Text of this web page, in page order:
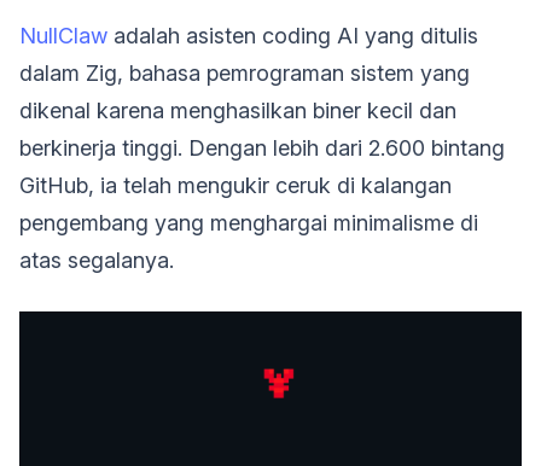
NullClaw adalah asisten coding AI yang ditulis
dalam Zig, bahasa pemrograman sistem yang
dikenal karena menghasilkan biner kecil dan
berkinerja tinggi. Dengan lebih dari 2.600 bintang
GitHub, ia telah mengukir ceruk di kalangan
pengembang yang menghargai minimalisme di
atas segalanya.